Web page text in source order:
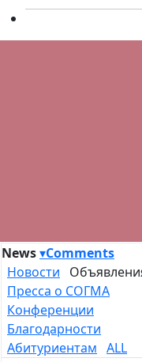
News▾Comments
Новости
Пресса о СОГМА
Конференции
Благодарности
Абитуриентам ALL